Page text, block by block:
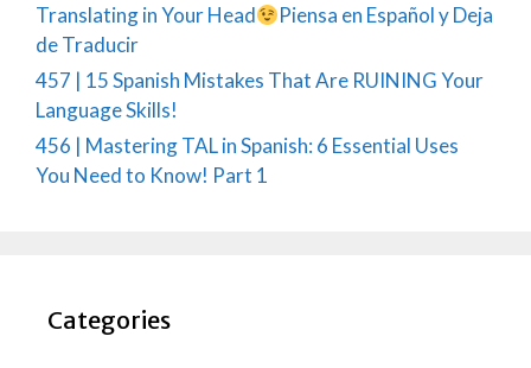
Translating in Your Head
Piensa en Español y Deja
de Traducir
457 | 15 Spanish Mistakes That Are RUINING Your
Language Skills!
456 | Mastering TAL in Spanish: 6 Essential Uses
You Need to Know! Part 1
Categories